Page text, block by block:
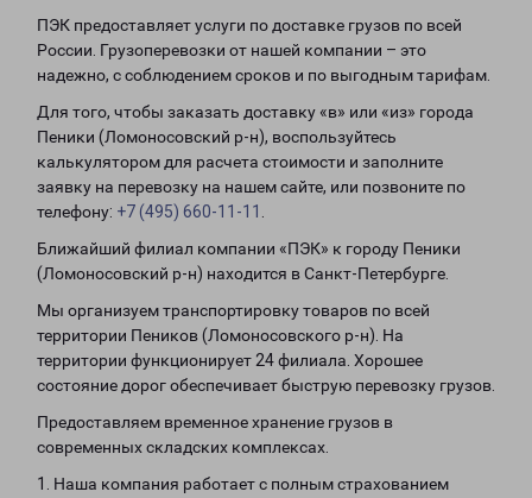
ПЭК предоставляет услуги по доставке грузов по всей
России. Грузоперевозки от нашей компании – это
надежно, с соблюдением сроков и по выгодным тарифам.
Для того, чтобы заказать доставку «в» или «из» города
Пеники (Ломоносовский р-н), воспользуйтесь
калькулятором для расчета стоимости и заполните
заявку на перевозку на нашем сайте, или позвоните по
телефону: +7 (495) 660-11-11
Ближайший филиал компании «ПЭК» к городу Пеники
(Ломоносовский р-н) находится в Санкт-Петербурге.
Мы организуем транспортировку товаров по всей
территории Пеников (Ломоносовского р-н). На
территории функционирует 24 филиала. Хорошее
состояние дорог обеспечивает быструю перевозку грузов.
Предоставляем временное хранение грузов в
современных складских комплексах.
1. Наша компания работает с полным страхованием